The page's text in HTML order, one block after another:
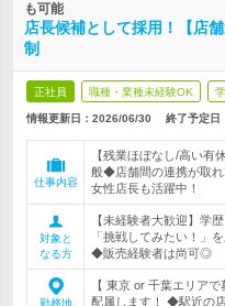
も可能
店長候補として採用！【店
制
正社員 職種・業種未経験OK
情報更新日：2026/06/30 終了予定日
仕事内容
【残業ほぼなし/高い有
般◆店舗間の連携が取れ
女性店長も活躍中！
対象と
なる方
【未経験者大歓迎】学
「挑戦してみたい！」
◆販売経験者は尚可◎
勤務地
【 東京 or 千葉エリア
配属します！ ◆駅近の